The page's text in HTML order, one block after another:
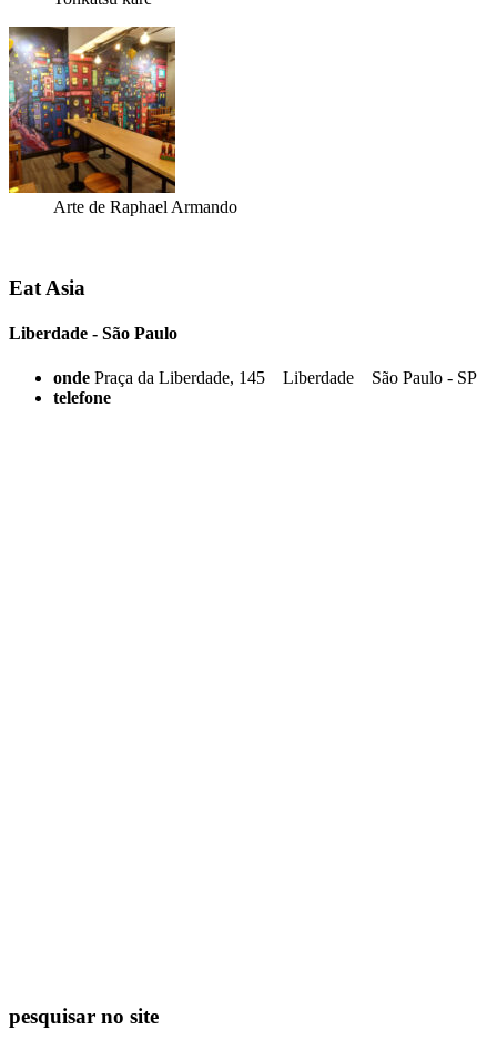
Arte de Raphael Armando
Eat Asia
Liberdade - São Paulo
onde Praça da Liberdade, 145 Liberdade São Paulo - SP
telefone
pesquisar no site